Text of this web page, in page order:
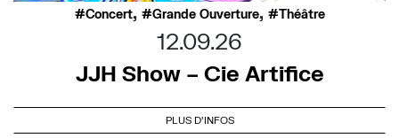
Concert, Grande Ouverture, Théâtre
12.09.26
JJH Show – Cie Artifice
PLUS D'INFOS